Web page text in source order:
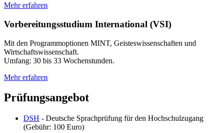
Mehr erfahren
Vorbereitungsstudium International (VSI)
Mit den Programmoptionen MINT, Geisteswissenschaften und
Wirtschaftswissenschaft.
Umfang: 30 bis 33 Wochenstunden.
Mehr erfahren
Prüfungsangebot
DSH - Deutsche Sprachprüfung für den Hochschulzugang
(Gebühr: 100 Euro)